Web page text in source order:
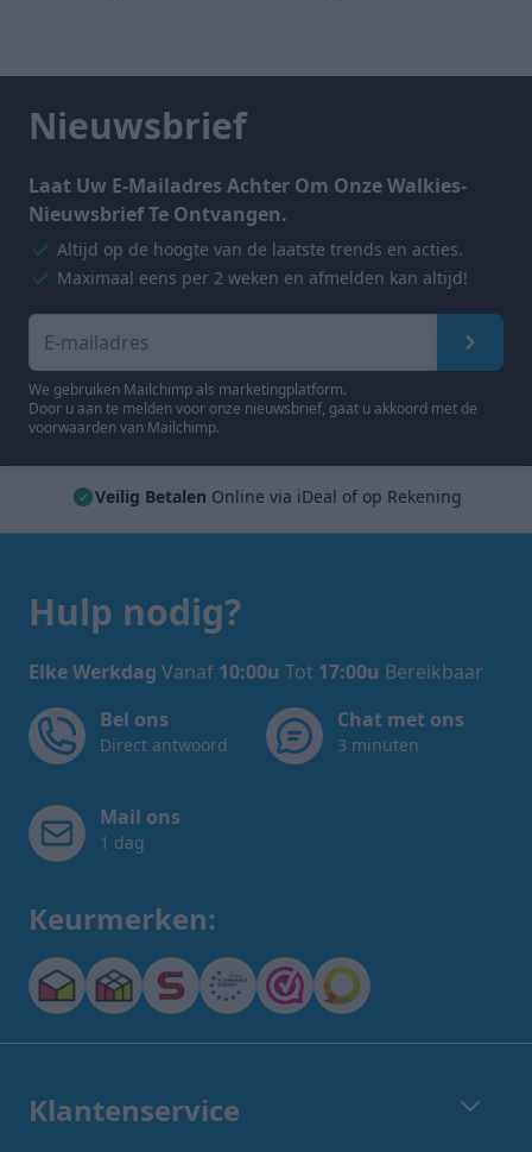
Nieuwsbrief
Laat Uw E-Mailadres Achter Om Onze Walkies-
Nieuwsbrief Te Ontvangen.
Altijd op de hoogte van de laatste trends en acties.
Maximaal eens per 2 weken en afmelden kan altijd!
Meld u aan voor onze nieuwsbrief!
We gebruiken Mailchimp als marketingplatform.
Door u aan te melden voor onze nieuwsbrief, gaat u akkoord met de
voorwaardenvan Mailchimp.
Veilig Betalen Online via iDeal of op Rekening
Hulp nodig?
Elke Werkdag Vanaf 10:00u Tot 17:00u Bereikbaar
Bel ons
Direct antwoord
Chat met ons
3 minuten
Mail ons
1 dag
Keurmerken:
Klantenservice